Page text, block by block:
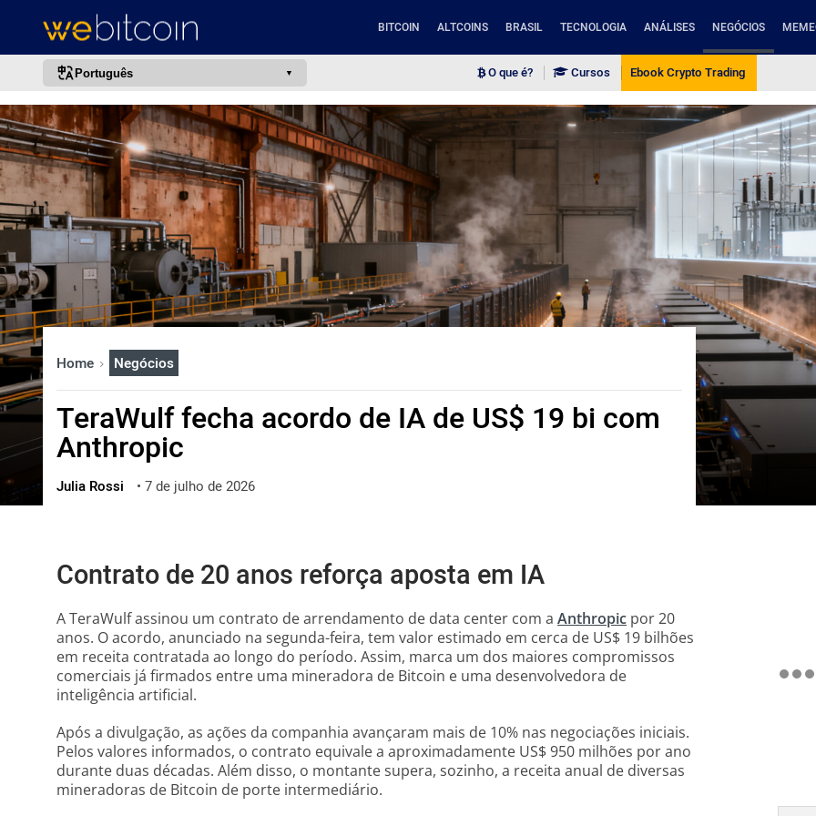
BITCOIN ALTCOINS BRASIL TECNOLOGIA ANÁLISES NEGÓCIOS
Português
português (BR)
english
español
français
italiano
deutsch
日本語
中文
한국어
العربية
ไทย
ქართული
O que é? Cursos Ebook Crypto Trading
Home Negócios
TeraWulf fecha acordo de IA de US$ 19 bi com
Anthropic
Julia Rossi • 7 de julho de 2026
Contrato de 20 anos reforça aposta em IA
A TeraWulf assinou um contrato de arrendamento de data center com a Anthropic por 20
anos. O acordo, anunciado na segunda-feira, tem valor estimado em cerca de US$ 19 bilhões
em receita contratada ao longo do período. Assim, marca um dos maiores compromissos
comerciais já firmados entre uma mineradora de Bitcoin e uma desenvolvedora de
inteligência artificial.
Após a divulgação, as ações da companhia avançaram mais de 10% nas negociações iniciais.
Pelos valores informados, o contrato equivale a aproximadamente US$ 950 milhões por ano
durante duas décadas. Além disso, o montante supera, sozinho, a receita anual de diversas
mineradoras de Bitcoin de porte intermediário.